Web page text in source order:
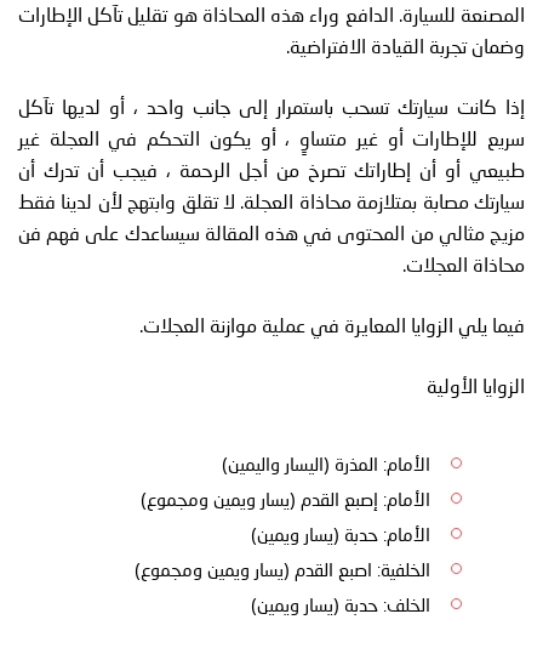
المصنعة للسيارة. الدافع وراء هذه المحاذاة هو تقليل تآكل الإطارات
وضمان تجربة القيادة الافتراضية.
إذا كانت سيارتك تسحب باستمرار إلى جانب واحد ، أو لديها تآكل
سريع للإطارات أو غير متساوٍ ، أو يكون التحكم في العجلة غير
طبيعي أو أن إطاراتك تصرخ من أجل الرحمة ، فيجب أن تدرك أن
سيارتك مصابة بمتلازمة محاذاة العجلة. لا تقلق وابتهج لأن لدينا فقط
مزيج مثالي من المحتوى في هذه المقالة سيساعدك على فهم فن
محاذاة العجلات.
فيما يلي الزوايا المعايرة في عملية موازنة العجلات.
الزوايا الأولية
الأمام: المذرة (اليسار واليمين)
الأمام: إصبع القدم (يسار ويمين ومجموع)
الأمام: حدبة (يسار ويمين)
الخلفية: اصبع القدم (يسار ويمين ومجموع)
الخلف: حدبة (يسار ويمين)